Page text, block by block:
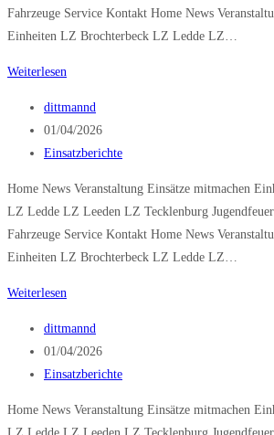
Fahrzeuge Service Kontakt Home News
Einheiten LZ Brochterbeck LZ Ledde LZ…
Weiterlesen
Beitrags-
Autor:
dittmannd
Beitrag
veröffentlicht:
01/04/2026
Beitrags-
Einsatzberichte
Home News Veranstaltung Einsätze mitmachen
LZ Ledde LZ Leeden LZ Tecklenburg
Fahrzeuge Service Kontakt Home News
Einheiten LZ Brochterbeck LZ Ledde LZ…
Weiterlesen
Beitrags-
Autor:
dittmannd
Beitrag
veröffentlicht:
01/04/2026
Beitrags-
Einsatzberichte
Home News Veranstaltung Einsätze mitmachen